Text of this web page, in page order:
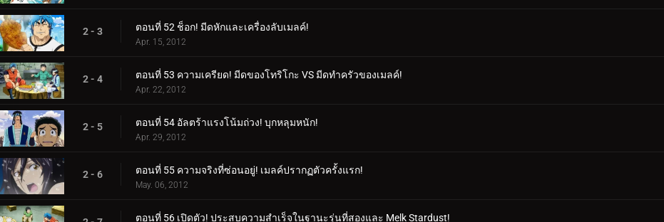
2 - 3 ตอนที่ 52 ช็อก! มีดหักและเครื่องลับเมลค์!
Apr. 15, 2012
2 - 4 ตอนที่ 53 ความเครียด! มีดของโทริโกะ VS มีดทำครัวของเมลค์!
Apr. 22, 2012
2 - 5 ตอนที่ 54 อัลตร้าแรงโน้มถ่วง! บุกหลุมหนัก!
Apr. 29, 2012
2 - 6 ตอนที่ 55 ความจริงที่ซ่อนอยู่! เมลค์ปรากฏตัวครั้งแรก!
May. 06, 2012
ตอนที่ 56 เปิดตัว! ประสบความสำเร็จในฐานะรุ่นที่สองและ Melk Stardust!